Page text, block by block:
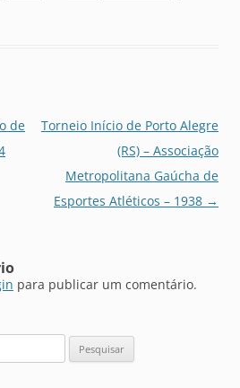
de
Torneio Início de Porto Alegre
(RS) – Associação
Metropolitana Gaúcha de
Esportes Atléticos – 1938 →
para publicar um comentário.